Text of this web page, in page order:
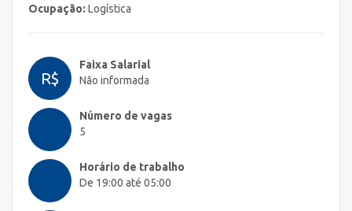
Ocupação: Logística
R$
Faixa Salarial
Não informada
Número de vagas
5
Horário de trabalho
De 19:00 até 05:00